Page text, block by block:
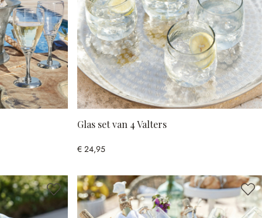
Glas set van 4 Valters
€ 24,95